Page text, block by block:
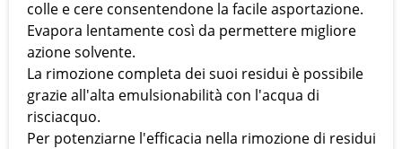
colle e cere consentendone la facile asportazione.
Evapora lentamente così da permettere migliore
azione solvente.
La rimozione completa dei suoi residui è possibile
grazie all'alta emulsionabilità con l'acqua di
risciacquo.
Per potenziarne l'efficacia nella rimozione di residui